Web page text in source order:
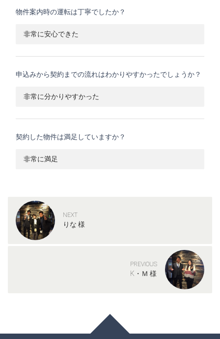
物件案内時の運転は丁寧でしたか？
非常に安心できた
申込みから契約までの流れはわかりやすかったでしょうか？
非常に分かりやすかった
契約した物件は満足していますか？
非常に満足
NEXT
りな 様
PREVIOUS
K・Ｍ 様